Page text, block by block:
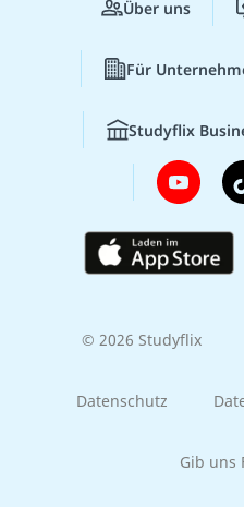
Über uns
Für
Studyflix
© 2026 Studyflix
Datenschutz
Gib uns